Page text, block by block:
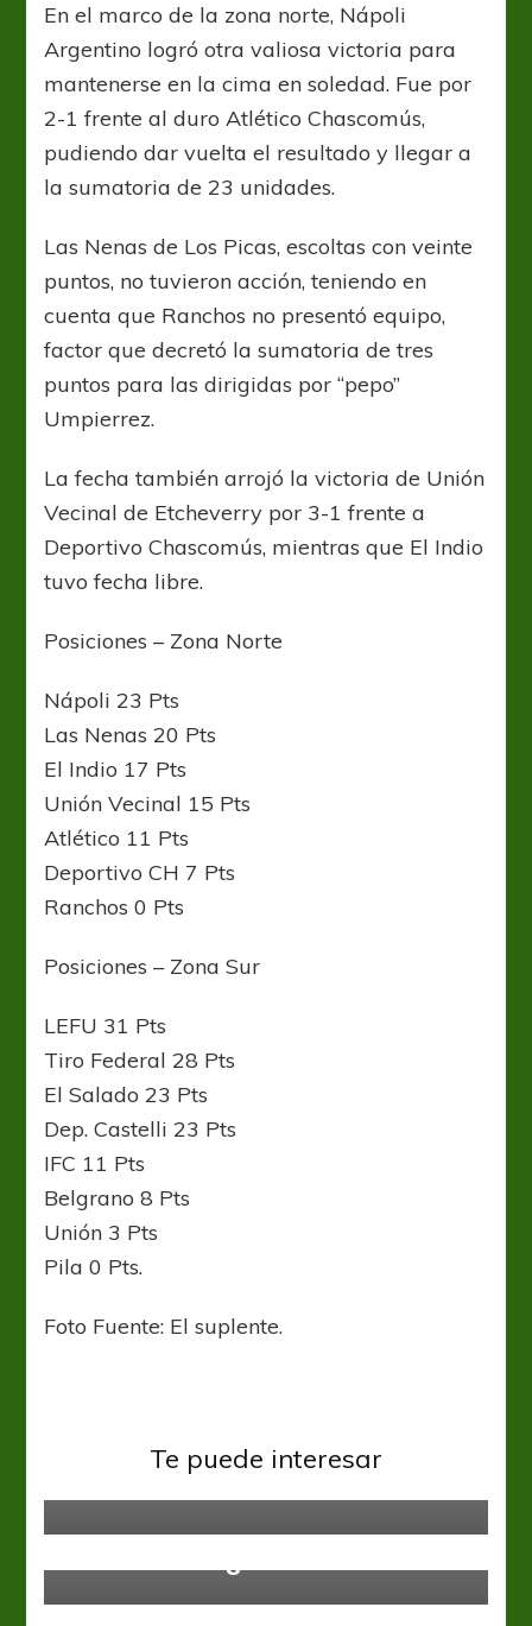
En el marco de la zona norte, Nápoli
Argentino logró otra valiosa victoria para
mantenerse en la cima en soledad. Fue por
2-1 frente al duro Atlético Chascomús,
pudiendo dar vuelta el resultado y llegar a
la sumatoria de 23 unidades.
Las Nenas de Los Picas, escoltas con veinte
puntos, no tuvieron acción, teniendo en
cuenta que Ranchos no presentó equipo,
factor que decretó la sumatoria de tres
puntos para las dirigidas por “pepo”
Umpierrez.
La fecha también arrojó la victoria de Unión
Vecinal de Etcheverry por 3-1 frente a
Deportivo Chascomús, mientras que El Indio
tuvo fecha libre.
Posiciones – Zona Norte
Nápoli 23 Pts
Las Nenas 20 Pts
El Indio 17 Pts
Unión Vecinal 15 Pts
Atlético 11 Pts
Deportivo CH 7 Pts
Ranchos 0 Pts
Posiciones – Zona Sur
LEFU 31 Pts
Tiro Federal 28 Pts
El Salado 23 Pts
Dep. Castelli 23 Pts
IFC 11 Pts
Belgrano 8 Pts
Unión 3 Pts
Pila 0 Pts.
Foto Fuente: El suplente.
Te puede interesar
Fútbol Femenino Liga Santafesina
Ya están definidas las Semifinales